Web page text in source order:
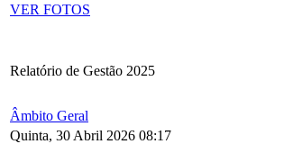
VER FOTOS
Relatório de Gestão 2025
Âmbito Geral
Quinta, 30 Abril 2026 08:17